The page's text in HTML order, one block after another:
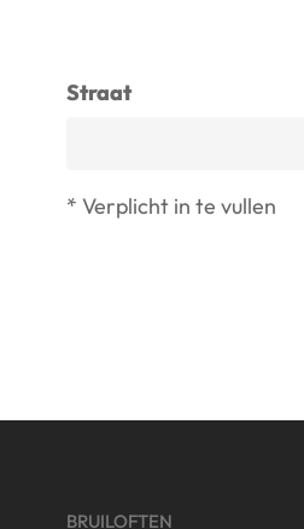
Straat
* Verplicht in te vullen
BRUILOFTEN